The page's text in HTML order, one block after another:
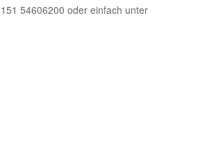
54606200 oder einfach unter